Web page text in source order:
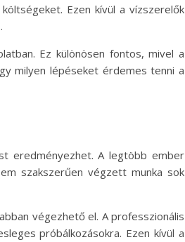
Ezen kívül a vízszerelők
Ez különösen fontos, mivel a
milyen lépéseket érdemes tenni a
eredményezhet. A legtöbb ember
szakszerűen végzett munka sok
végezhető el. A professzionális
próbálkozásokra. Ezen kívül a